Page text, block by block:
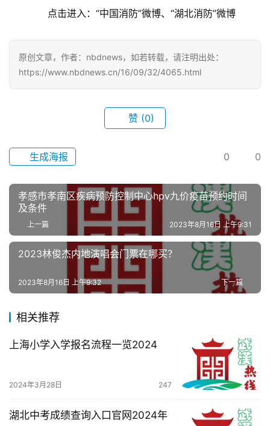
首
页
武
事
旅
游
动
生
活
科
技
观
点击进入：“中国消防”微博、“湖北消防”微博
原创文章，作者：nbdnews，如若转载，请注明出处：
https://www.nbdnews.cn/16/09/32/4065.html
赞 (0)
0 0
生成海报
孝感市孝南区疾病预防控制中心hpv九价疫苗预约时间
及条件
上一篇 2023年8月16日 上午9:31
2023林俊杰内地演唱会门票在哪买？
下一篇
2023年8月16日 上午9:32
相关推荐
上海小学入学报名流程一览2024
2024年3月28日 247
湖北中考成绩查询入口官网2024年